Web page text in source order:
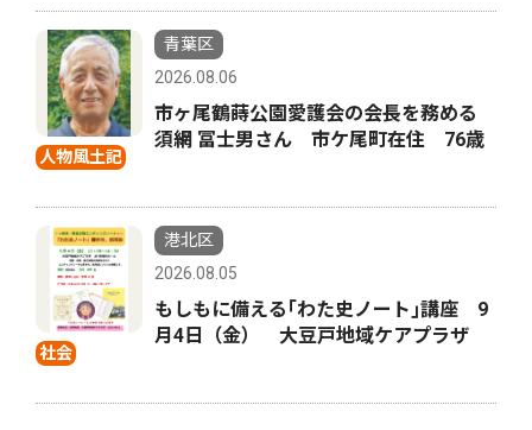
人物風土記
青葉区
2026.08.06
市ヶ尾鶴蒔公園愛護会の会長を務める
須網 冨士男さん 市ケ尾町在住 76歳
社会
港北区
2026.08.05
もしもに備える｢わた史ノート｣講座 9
月4日（金） 大豆戸地域ケアプラザ